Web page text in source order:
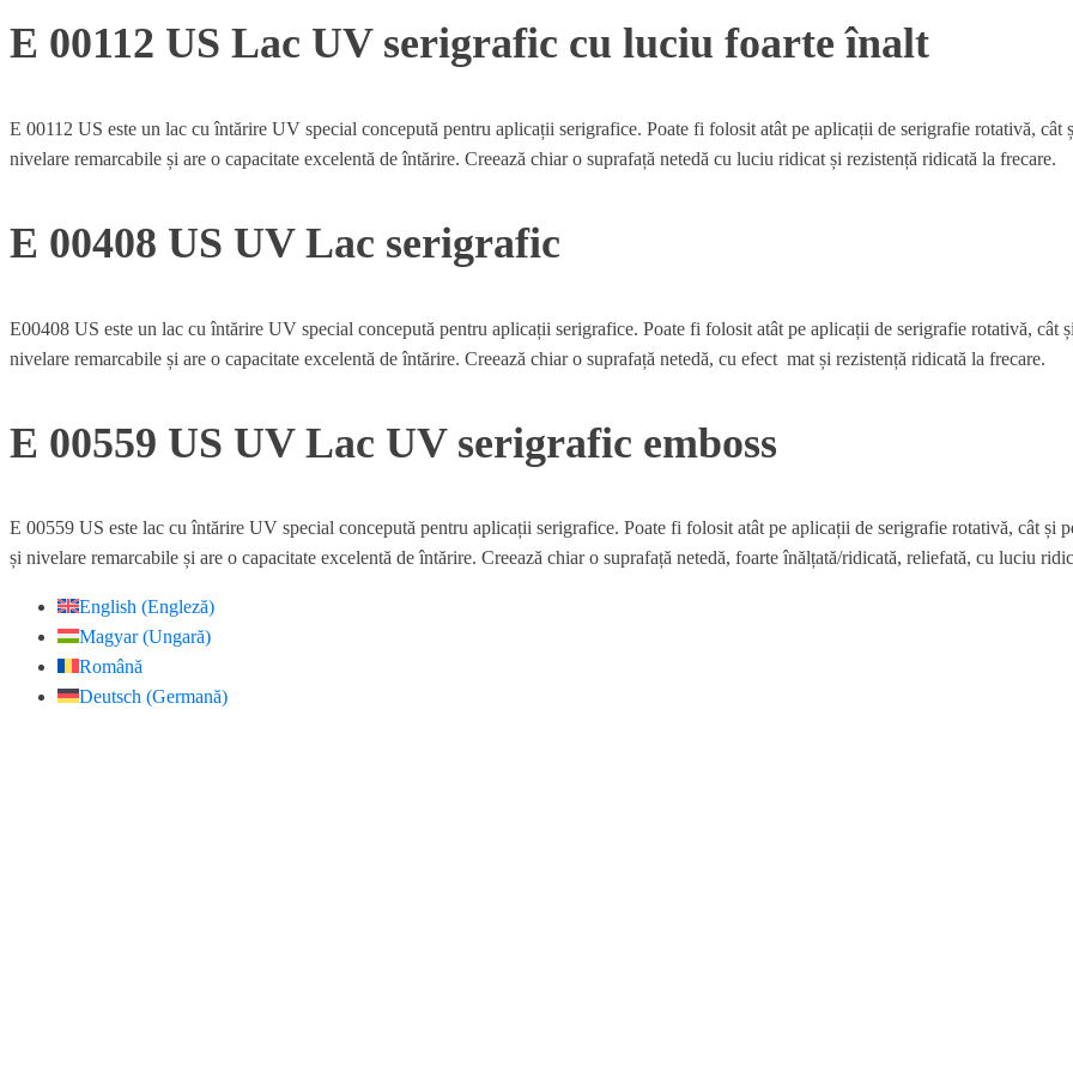
E 00112 US Lac UV serigrafic cu luciu foarte înalt
E 00112 US este un lac cu întărire UV special concepută pentru aplicații serigrafice. Poate fi folosit atât pe aplicații de serigrafie rotativă,
nivelare remarcabile și are o capacitate excelentă de întărire. Creează chiar o suprafață netedă cu luciu ridicat și rezistență ridicată la frecare.
E 00408 US UV Lac serigrafic
E00408 US este un lac cu întărire UV special concepută pentru aplicații serigrafice. Poate fi folosit atât pe aplicații de serigrafie rotativă, cât
nivelare remarcabile și are o capacitate excelentă de întărire. Creează chiar o suprafață netedă, cu efect mat și rezistență ridicată la frecare.
E 00559 US UV Lac UV serigrafic emboss
E 00559 US este lac cu întărire UV special concepută pentru aplicații serigrafice. Poate fi folosit atât pe aplicații de serigrafie rotativă, cât și
și nivelare remarcabile și are o capacitate excelentă de întărire. Creează chiar o suprafață netedă, foarte înălțată/ridicată, reliefată, cu luciu
English (Engleză)
Magyar(Ungară)
Română
Deutsch (Germană)